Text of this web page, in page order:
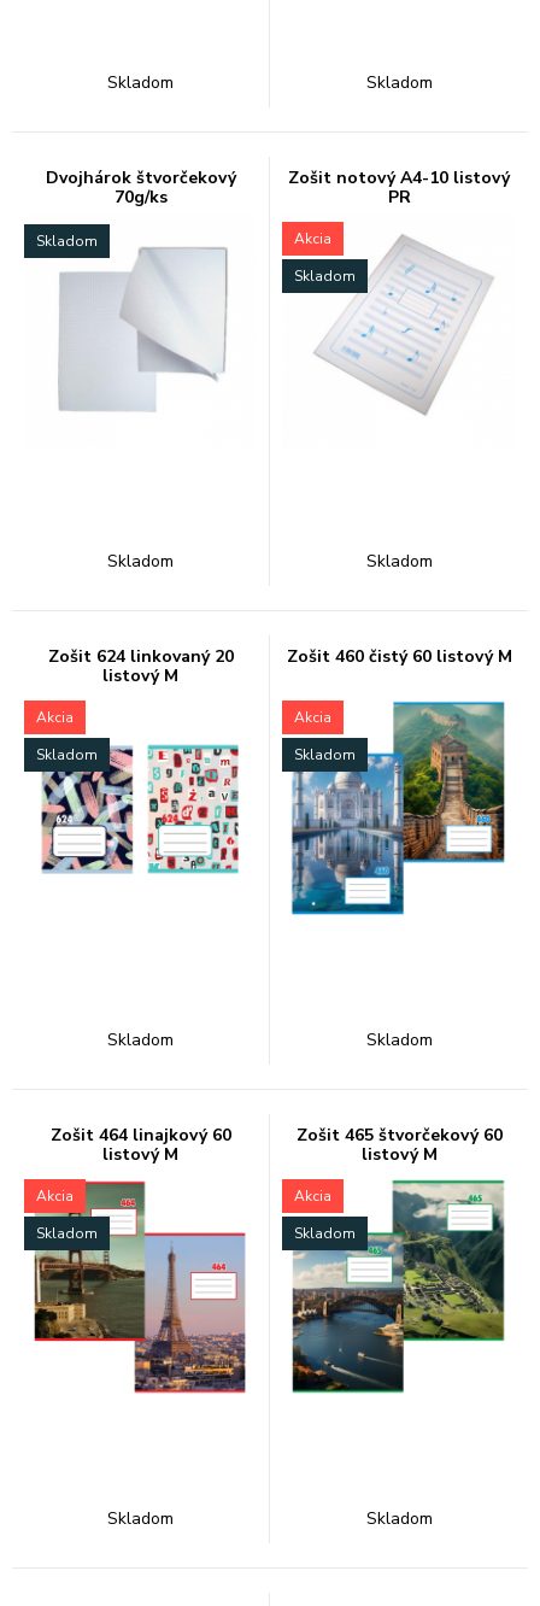
Skladom Skladom
Dvojhárok štvorčekový
70g/ks
Skladom
Skladom
Zošit notový A4-10 listový
PR
Akcia
Skladom
Skladom
Zošit 624 linkovaný 20
listový M
Akcia
Skladom
Skladom
Zošit 460 čistý 60 listový M
Akcia
Skladom
Skladom
Zošit 464 linajkový 60
listový M
Akcia
Skladom
Skladom
Zošit 465 štvorčekový 60
listový M
Akcia
Skladom
Skladom